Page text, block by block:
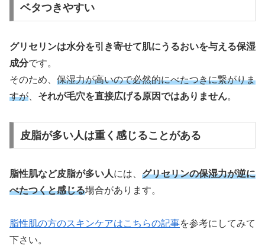
ベタつきやすい
グリセリンは水分を引き寄せて肌にうるおいを与える保湿
成分です。
そのため、 保湿力が高いので必然的にべたつきに繋がりま
すが
それが毛穴を直接広げる原因ではありません。
皮脂が多い人は重く感じることがある
脂性肌など皮脂が多い人には、 グリセリンの保湿力が逆に
べたつくと感じる場合があります。
脂性肌の方のスキンケアはこちらの記事を参考にしてみて
下さい。